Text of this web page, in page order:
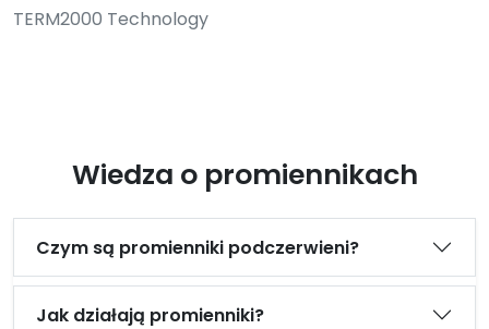
TERM2000 Technology
Wiedza o promiennikach
Czym są promienniki podczerwieni?
Jak działają promienniki?